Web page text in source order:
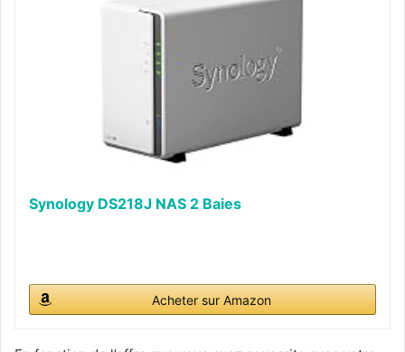
Synology DS218J NAS 2 Baies
Acheter sur Amazon